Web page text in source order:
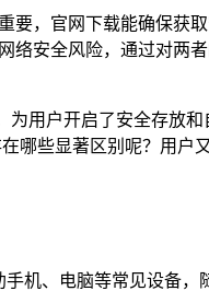
要，官网下载能确保获
络安全风险，通过对两
用户开启了安全存放和
哪些显著区别呢？用户
机、电脑等常见设备，